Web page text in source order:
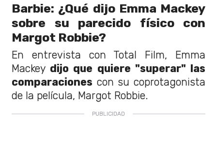
Barbie: ¿Qué dijo Emma Mackey
sobre su parecido físico con
Margot Robbie?
En entrevista con Total Film, Emma
Mackey dijo que quiere "superar" las
comparaciones con su coprotagonista
de la película, Margot Robbie.